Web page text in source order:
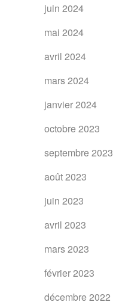
juin 2024
mai 2024
avril 2024
mars 2024
janvier 2024
octobre 2023
septembre 2023
août 2023
juin 2023
avril 2023
mars 2023
février 2023
décembre 2022